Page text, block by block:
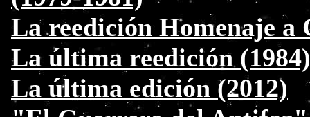
La reedición Homenaje a
La última reedición (1984)
La última edición (2012)